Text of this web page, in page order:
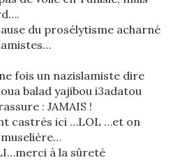
du prosélytisme acharné
fois un nazislamiste dire
balad yajibou i3adatou
: JAMAIS !
castrés ici …LOL …et on
à la sûreté